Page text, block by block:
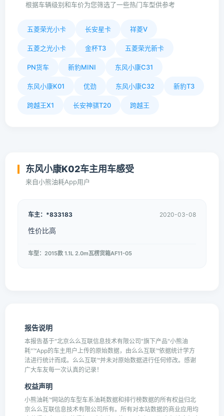
根据车辆级别和车价为您筛选了一些热门车型供参考
五菱荣光小卡 长安星卡 祥菱V
五菱之光小卡 金杯T3 五菱荣光新卡
PN货车 新豹MINI 东风小康C31
东风小康K01 优劲 东风小康C32 新豹T3
跨越王X1 长安神骐T20 跨越王
东风小康K02车主用车感受
来自小熊油耗App用户
车主：*833183 2020-03-08
性价比高
车型：2015款 1.1L 2.0m瓦楞货箱AF11-05
报告说明
本报告基于"北京么么互联信息技术有限公司"旗下产品"小熊油
耗"™App的车主用户上传的原始数据，由么么互联™依据统计学方
法进行统计而成。么么互联™并未对原始数据进行任何修改。感谢
广大车友每一次认真的记录！
权益声明
小熊油耗™网站的车型车系油耗数据和排行榜数据的所有权益归北
京么么互联信息技术有限公司所有。所有对本站数据的商业应用均